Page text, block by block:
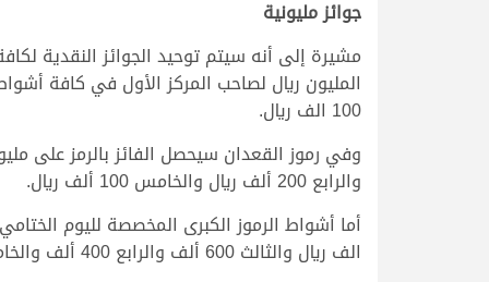
جوائز مليونية
مشيرة إلى أنه سيتم توحيد الجوائز النقدية
100 الف ريال.
والرابع 200 ألف ريال والخامس 100 ألف ريال.
الف ريال والثالث 600 ألف والرابع 400 ألف والخامس 250 ألف ريال.